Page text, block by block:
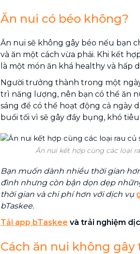
Ăn nui có béo không?
Ăn nui sẽ không gây béo nếu bạn
và ăn một cách vừa phải. Khi kết
là một món ăn khá healthy và hấp
Người trưởng thành trong một
trì năng lượng, nên bạn có thể ăn
sáng để có thể hoạt động cả ngày
buổi tối vì sẽ gây đầy bụng, khó
Ăn nui kết hợp cùng các loại
Bạn muốn dành nhiều thời gian
đình nhưng còn bận dọn dẹp
thời gian và chi phí hơn với dịch vụ
bTaskee.
Tải app bTaskee và trải nghiệm
Cách ăn nui không gây